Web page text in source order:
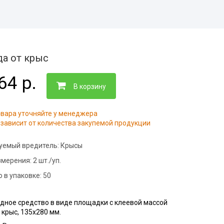
и саун
от крыс
р. В корзину
уточняйте у менеджера
от количества закупемой продукции
вредитель: Крысы
2 шт./уп.
в упаковке: 50
средство в виде площадки с клеевой массой
135х280 мм.